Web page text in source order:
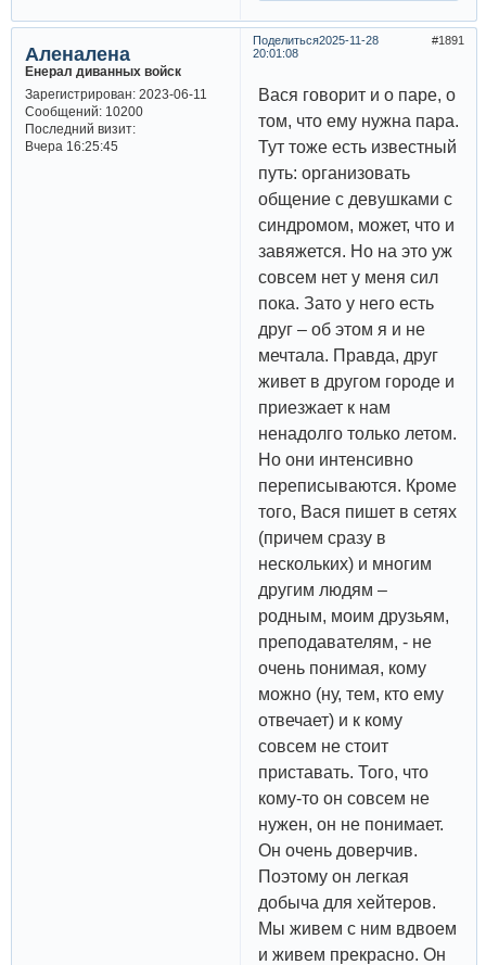
Поделиться 1891
2025-11-28
20:01:08
Аленалена
Енерал диванных войск
Зарегистрирован: 2023-06-11
Сообщений:10200
Последний визит:
Вчера 16:25:45
Вася говорит и о паре, о
том, что ему нужна пара.
Тут тоже есть известный
путь: организовать
общение с девушками с
синдромом, может, что и
завяжется. Но на это уж
совсем нет у меня сил
пока. Зато у него есть
друг – об этом я и не
мечтала. Правда, друг
живет в другом городе и
приезжает к нам
ненадолго только летом.
Но они интенсивно
переписываются. Кроме
того, Вася пишет в сетях
(причем сразу в
нескольких) и многим
другим людям –
родным, моим друзьям,
преподавателям, - не
очень понимая, кому
можно (ну, тем, кто ему
отвечает) и к кому
совсем не стоит
приставать. Того, что
кому-то он совсем не
нужен, он не понимает.
Он очень доверчив.
Поэтому он легкая
добыча для хейтеров.
Мы живем с ним вдвоем
и живем прекрасно. Он